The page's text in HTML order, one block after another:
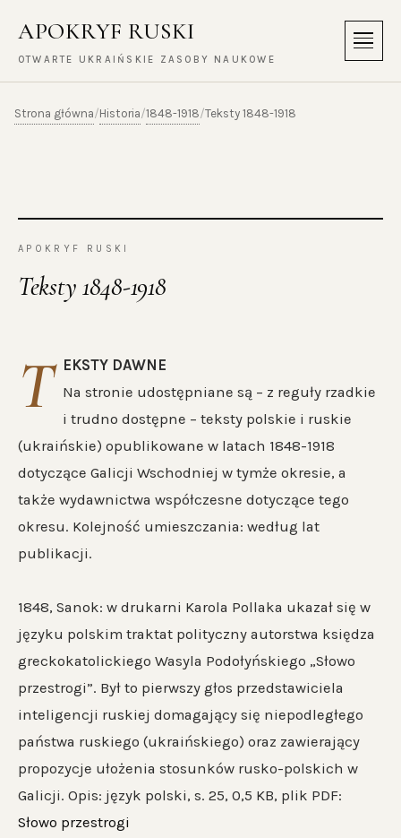
APOKRYF RUSKI
OTWARTE UKRAIŃSKIE ZASOBY NAUKOWE
Menu
Strona główna/Historia/1848-1918/Teksty 1848-1918
APOKRYF RUSKI
Teksty 1848-1918
T
EKSTY DAWNE
Na stronie udostępniane są – z reguły rzadkie
i trudno dostępne – teksty polskie i ruskie
(ukraińskie) opublikowane w latach 1848-1918
dotyczące Galicji Wschodniej w tymże okresie, a
także wydawnictwa współczesne dotyczące tego
okresu. Kolejność umieszczania: według lat
publikacji.
1848, Sanok: w drukarni Karola Pollaka ukazał się w
języku polskim traktat polityczny autorstwa księdza
greckokatolickiego Wasyla Podołyńskiego „Słowo
przestrogi”. Był to pierwszy głos przedstawiciela
inteligencji ruskiej domagający się niepodległego
państwa ruskiego (ukraińskiego) oraz zawierający
propozycje ułożenia stosunków rusko-polskich w
Galicji. Opis: język polski, s. 25, 0,5 KB, plik PDF:
Słowo przestrogi